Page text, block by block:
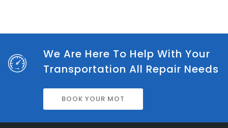
We Are Here To Help With Your
Transportation All Repair Needs
BOOK YOUR MOT